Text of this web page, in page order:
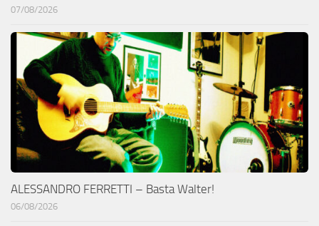
07/08/2026
ALESSANDRO FERRETTI – Basta Walter!
06/08/2026